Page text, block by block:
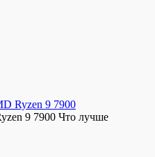
Ryzen 9 7900
9 7900 Что лучше